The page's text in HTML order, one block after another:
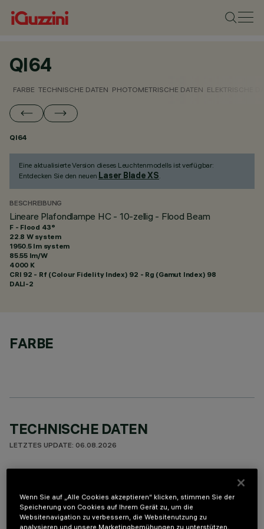
QI64
FARBE TECHNISCHE DATEN PHOTOMETRISCHE DATEN ELEKTRISCHE
QI64
Eine aktualisierte Version dieses Leuchtenmodells ist verfügbar:
Entdecken Sie den neuen Laser Blade XS.
BESCHREIBUNG
Lineare Plafondlampe HC - 10-zellig - Flood Beam
F - Flood 43°
22.8 W system
1950.5 lm system
85.55 lm/W
4000 K
CRI 92 - Rf (Colour Fidelity Index) 92 - Rg (Gamut Index) 98
DALI-2
FARBE
TECHNISCHE DATEN
LETZTES UPDATE: 06.08.2026
Leuchte für Deckeneinbau mit 10 optischen Elementen mit
LED-Lampen - feste Optiken mit hochauflösenden Opti
Beam-Reflektoren aus metallisiertem Thermoplast. Trotz der
Wenn Sie auf „Alle Cookies akzeptieren“ klicken, stimmen Sie der
Speicherung von Cookies auf Ihrem Gerät zu, um die
Websitenavigation zu verbessern, die Websitenutzung zu
analysieren und unsere Marketingbemühungen zu unterstützen.